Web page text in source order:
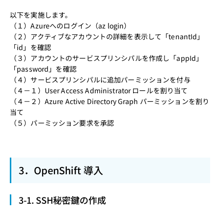
以下を実施します。
（１）Azureへのログイン（az login）
（２） アクティブなアカウントの詳細を表示して「tenantId」
「id」を確認
（３） アカウントのサービスプリンシパルを作成し「appId」
「password」を確認
（４）サービスプリンシパルに追加パーミッションを付与
（４－１） User Access Administrator ロールを割り当て
（４－２） Azure Active Directory Graph パーミッションを割り
当て
（５） パーミッション要求を承認
3．OpenShift 導入
3-1. SSH秘密鍵の作成